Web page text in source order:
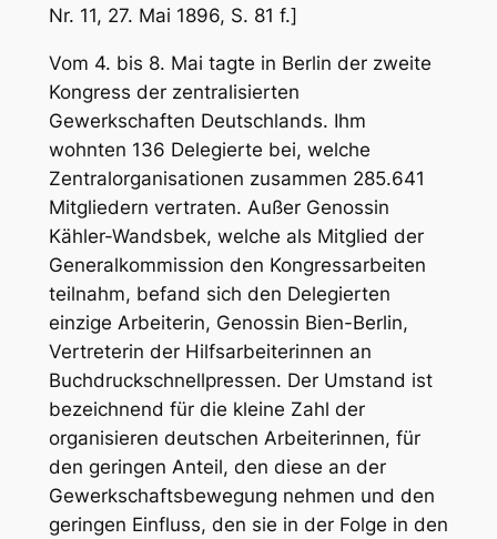
Nr. 11, 27. Mai 1896, S. 81 f.]
Vom 4. bis 8. Mai tagte in Berlin der zweite
Kongress der zentralisierten
Gewerkschaften Deutschlands. Ihm
wohnten 136 Delegierte bei, welche
Zentralorganisationen zusammen 285.641
Mitgliedern vertraten. Außer Genossin
Kähler-Wandsbek, welche als Mitglied der
Generalkommission den Kongressarbeiten
teilnahm, befand sich den Delegierten
einzige Arbeiterin, Genossin Bien-Berlin,
Vertreterin der Hilfsarbeiterinnen an
Buchdruckschnellpressen. Der Umstand ist
bezeichnend für die kleine Zahl der
organisieren deutschen Arbeiterinnen, für
den geringen Anteil, den diese an der
Gewerkschaftsbewegung nehmen und den
geringen Einfluss, den sie in der Folge in den